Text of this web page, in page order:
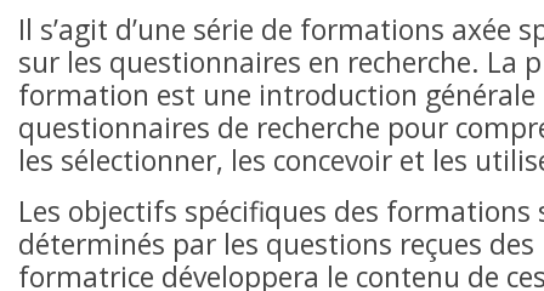
Il s’agit d’une série de formations axée
sur les questionnaires en recherche. La
formation est une introduction générale
questionnaires de recherche pour
les sélectionner, les concevoir et les
Les objectifs spécifiques des formations
déterminés par les questions reçues
formatrice développera le contenu de